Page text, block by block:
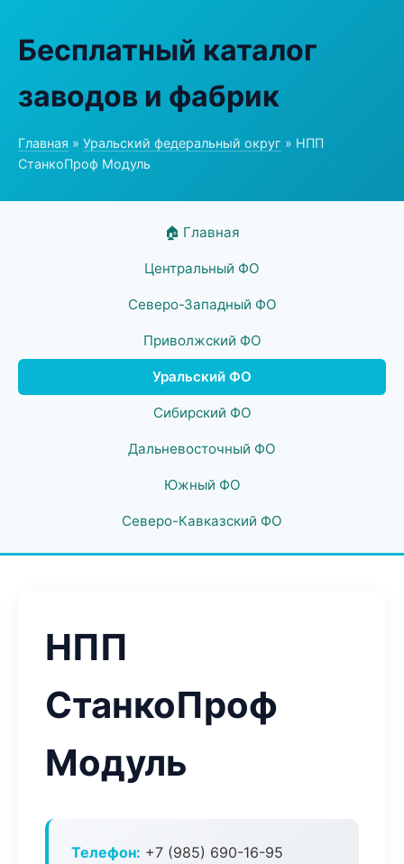
Бесплатный каталог
заводов и фабрик
Главная » Уральский федеральный округ » НПП
СтанкоПроф Модуль
🏠 Главная
Центральный ФО
Северо-Западный ФО
Приволжский ФО
Уральский ФО
Сибирский ФО
Дальневосточный ФО
Южный ФО
Северо-Кавказский ФО
НПП
СтанкоПроф
Модуль
Телефон: +7 (985) 690-16-95